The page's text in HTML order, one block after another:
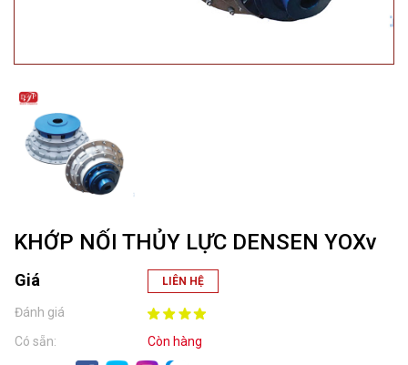
KHỚP NỐI THỦY LỰC DENSEN YOXv
Giá LIÊN HỆ
Đánh giá
Có sẵn:
Còn hàng